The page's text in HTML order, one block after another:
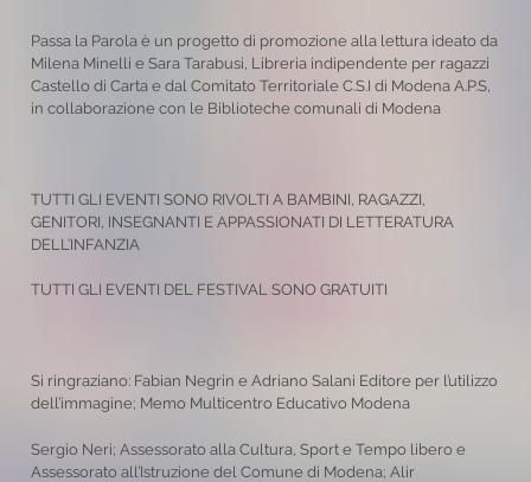
Passa la Parola è un progetto di promozione alla lettura ideato da
Milena Minelli e Sara Tarabusi, Libreria indipendente per ragazzi
Castello di Carta e dal Comitato Territoriale C.S.I di Modena A.P.S,
in collaborazione con le Biblioteche comunali di Modena
TUTTI GLI EVENTI SONO RIVOLTI A BAMBINI, RAGAZZI,
GENITORI, INSEGNANTI E APPASSIONATI DI LETTERATURA
DELL’INFANZIA
TUTTI GLI EVENTI DEL FESTIVAL SONO GRATUITI
Si ringraziano: Fabian Negrin e Adriano Salani Editore per l’utilizzo
dell’immagine; Memo Multicentro Educativo Modena
Sergio Neri; Assessorato alla Cultura, Sport e Tempo libero e
Assessorato all’Istruzione del Comune di Modena; Alir